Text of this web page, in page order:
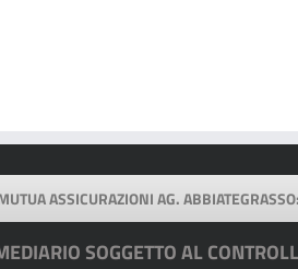
ASSICURAZIONI AG.
SOGGETTO AL